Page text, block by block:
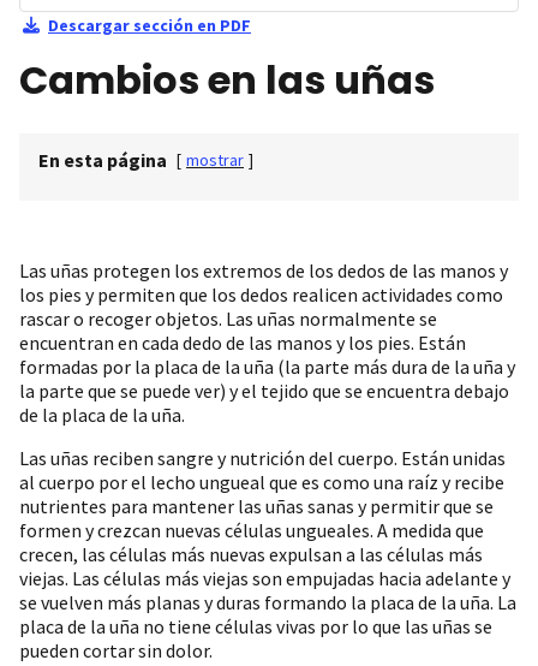
Descargar sección en PDF
Cambios en las uñas
En esta página [ mostrar ]
Las uñas protegen los extremos de los dedos de las manos y
los pies y permiten que los dedos realicen actividades como
rascar o recoger objetos. Las uñas normalmente se
encuentran en cada dedo de las manos y los pies. Están
formadas por la placa de la uña (la parte más dura de la uña y
la parte que se puede ver) y el tejido que se encuentra debajo
de la placa de la uña.
Las uñas reciben sangre y nutrición del cuerpo. Están unidas
al cuerpo por el lecho ungueal que es como una raíz y recibe
nutrientes para mantener las uñas sanas y permitir que se
formen y crezcan nuevas células ungueales. A medida que
crecen, las células más nuevas expulsan a las células más
viejas. Las células más viejas son empujadas hacia adelante y
se vuelven más planas y duras formando la placa de la uña. La
placa de la uña no tiene células vivas por lo que las uñas se
pueden cortar sin dolor.